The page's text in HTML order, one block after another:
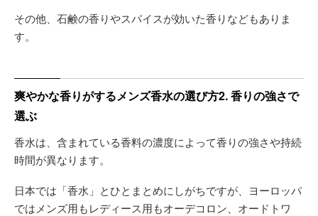
その他、石鹸の香りやスパイスが効いた香りなどもありま
す。
爽やかな香りがするメンズ香水の選び方2. 香りの強さで
選ぶ
香水は、含まれている香料の濃度によって香りの強さや持続
時間が異なります。
日本では「香水」とひとまとめにしがちですが、ヨーロッパ
ではメンズ用もレディース用もオーデコロン、オードトワ